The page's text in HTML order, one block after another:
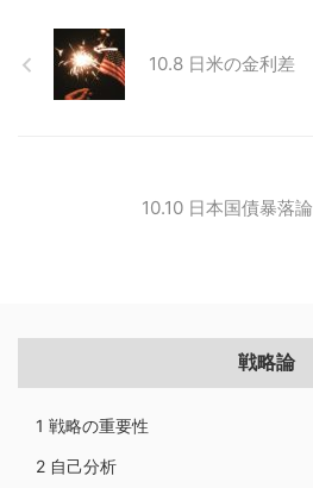
10.8 日米の金利差
10.10 日本国債暴落
戦略論
1 戦略の重要性
2 自己分析